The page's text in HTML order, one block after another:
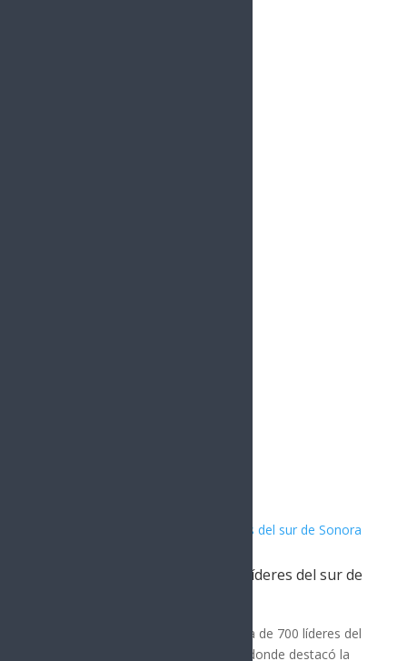
Javier Lamarque se reúne con líderes del sur de
Javier Lamarque se reunió con cerca de 700 líderes del
sur de Sonora en Ciudad Obregón, donde destacó la